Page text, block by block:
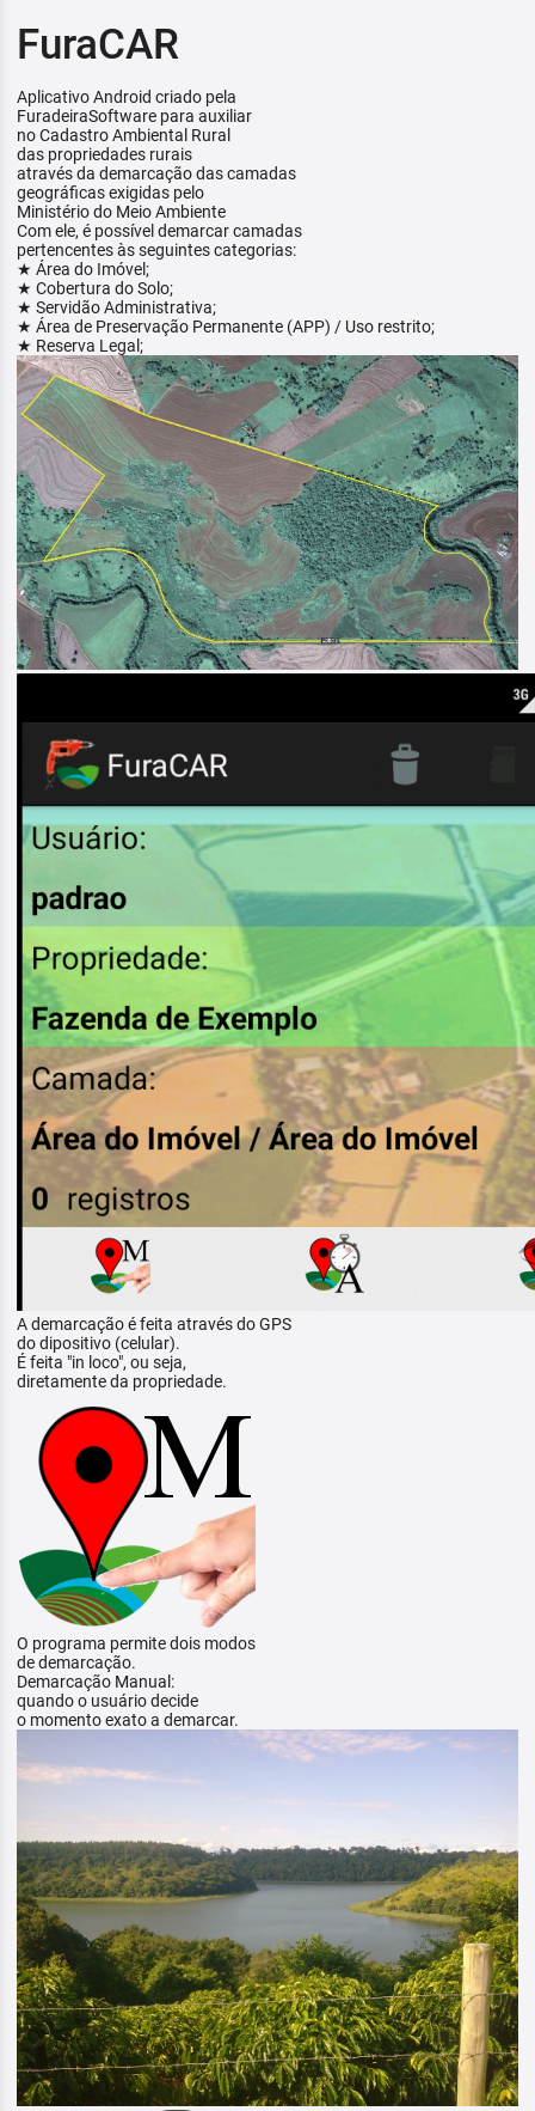
FuraCAR
Aplicativo Android criado pela
FuradeiraSoftware para auxiliar
no Cadastro Ambiental Rural
das propriedades rurais
através da demarcação das camadas
geográficas exigidas pelo
Ministério do Meio Ambiente
Com ele, é possível demarcar camadas
pertencentes às seguintes categorias:
★ Área do Imóvel;
★ Cobertura do Solo;
★ Servidão Administrativa;
★ Área de Preservação Permanente (APP) / Uso restrito;
★ Reserva Legal;
A demarcação é feita através do GPS
do dipositivo (celular).
É feita "in loco", ou seja,
diretamente da propriedade.
O programa permite dois modos
de demarcação.
Demarcação Manual:
quando o usuário decide
o momento exato a demarcar.